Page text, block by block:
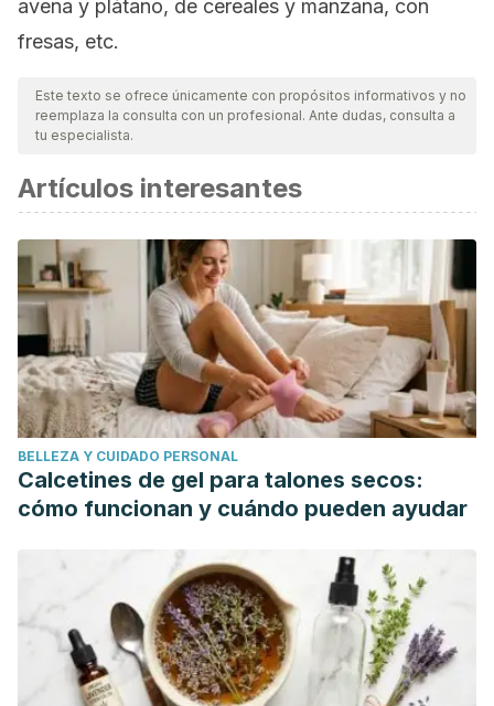
avena y plátano, de cereales y manzana, con
fresas, etc.
Este texto se ofrece únicamente con propósitos informativos y no
reemplaza la consulta con un profesional. Ante dudas, consulta a
tu especialista.
Artículos interesantes
BELLEZA Y CUIDADO PERSONAL
Calcetines de gel para talones secos:
cómo funcionan y cuándo pueden ayudar